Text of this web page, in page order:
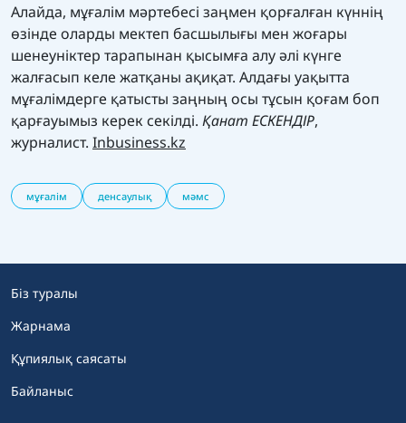
Алайда, мұғалім мәртебесі заңмен қорғалған күннің
өзінде оларды мектеп басшылығы мен жоғары
шенеуніктер тарапынан қысымға алу әлі күнге
жалғасып келе жатқаны ақиқат. Алдағы уақытта
мұғалімдерге қатысты заңның осы тұсын қоғам боп
қарғауымыз керек секілді. Қанат ЕСКЕНДІР,
журналист. Inbusiness.kz
мұғалім денсаулық мәмс
Біз туралы
Жарнама
Құпиялық саясаты
Байланыс